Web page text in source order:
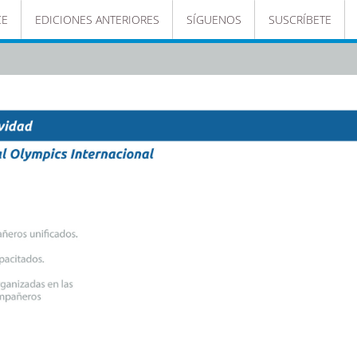
EDICIONES ANTERIORES SÍGUENOS SUSCRÍBETE